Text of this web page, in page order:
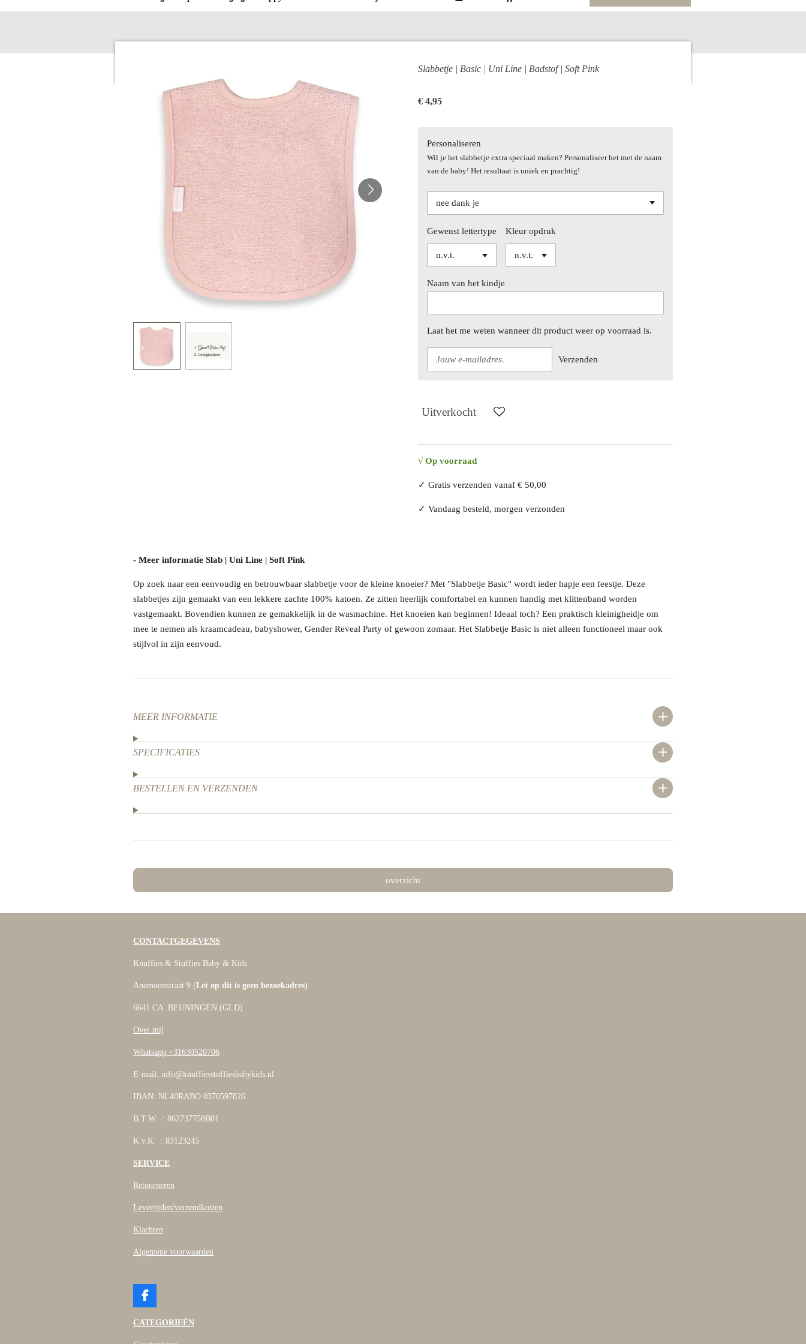
Slabbetje | Basic | Uni Line | Badstof | Soft Pink
€ 4,95
Personaliseren
Wil je het slabbetje extra speciaal maken? Personaliseer het met de naam
van de baby! Het resultaat is uniek en prachtig!
Gewenst lettertype Kleur opdruk
Naam van het kindje
Laat het me weten wanneer dit product weer op voorraad is.
Verzenden
Uitverkocht
√ Op voorraad
✓ Gratis verzenden vanaf € 50,00
✓ Vandaag besteld, morgen verzonden
- Meer informatie Slab | Uni Line | Soft Pink
Op zoek naar een eenvoudig en betrouwbaar slabbetje voor de kleine knoeier? Met "Slabbetje Basic" wordt ieder hapje een feestje. Deze
slabbetjes zijn gemaakt van een lekkere zachte 100% katoen. Ze zitten heerlijk comfortabel en kunnen handig met klittenband worden
vastgemaakt. Bovendien kunnen ze gemakkelijk in de wasmachine. Het knoeien kan beginnen! Ideaal toch? Een praktisch kleinigheidje om
mee te nemen als kraamcadeau, babyshower, Gender Reveal Party of gewoon zomaar. Het Slabbetje Basic is niet alleen functioneel maar ook
stijlvol in zijn eenvoud.
MEER INFORMATIE
SPECIFICATIES
BESTELLEN EN VERZENDEN
overzicht
CONTACTGEGEVENS
Knuffies & Stuffies Baby & Kids
Anemoonstraat 9 (Let op dit is geen bezoekadres)
6641 CA BEUNINGEN (GLD)
Over mij
Whatsapp +31630520706
E-mail: info@knuffiesstuffiesbabykids.nl
IBAN: NL40RABO 0370597826
B.T.W. : 862737758B01
K.v.K. : 83123245
SERVICE
Retourneren
Levertijden/verzendkosten
Klachten
Algemene voorwaarden
F
c
CATEGORIEËN